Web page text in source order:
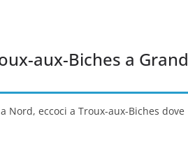
aux-Biches a Grand
Nord, eccoci a Troux-aux-Biches dove